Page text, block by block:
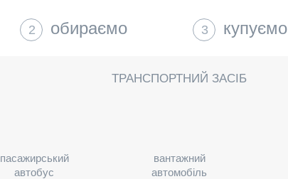
обираємо
2 купуємо
3
ТРАНСПОРТНИЙ ЗАСІБ
пасажирський
автобус
вантажний
автомобіль